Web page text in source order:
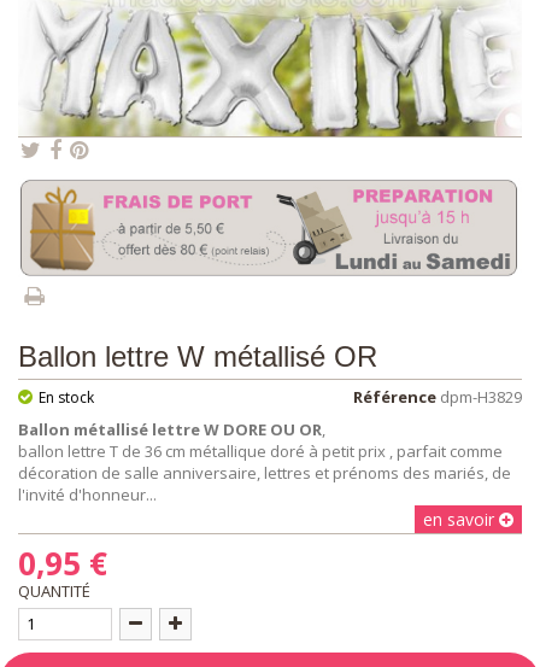
Ballon lettre W métallisé OR
Référence dpm-H3829
En stock
Ballon métallisé lettre W DORE OU OR
ballon lettre T de 36 cm métallique doré à petit prix , parfait comme
décoration de salle anniversaire, lettres et prénoms des mariés, de
l'invité d'honneur...
en savoir
0,95 €
QUANTITÉ